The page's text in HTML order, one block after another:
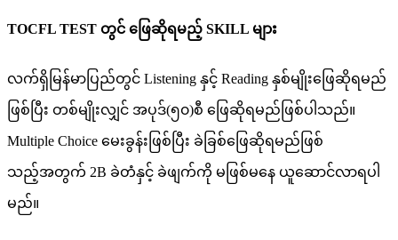
TOCFL TEST တွင် ဖြေဆိုရမည့် SKILL များ
လက်ရှိမြန်မာပြည်တွင် Listening နှင့် Reading နှစ်မျိုးဖြေဆိုရမည်
ဖြစ်ပြီး တစ်မျိုးလျှင် အပုဒ်(၅၀)စီ ဖြေဆိုရမည်ဖြစ်ပါသည်။
Multiple Choice မေးခွန်းဖြစ်ပြီး ခဲခြစ်ဖြေဆိုရမည်ဖြစ်
သည့်အတွက် 2B ခဲတံနှင့် ခဲဖျက်ကို မဖြစ်မနေ ယူဆောင်လာရပါ
မည်။